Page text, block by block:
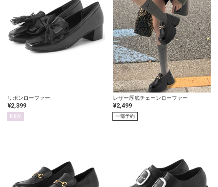
リボンローファー
¥2,399
NEW
レザー厚底チェーンローファー
¥2,499
一部予約